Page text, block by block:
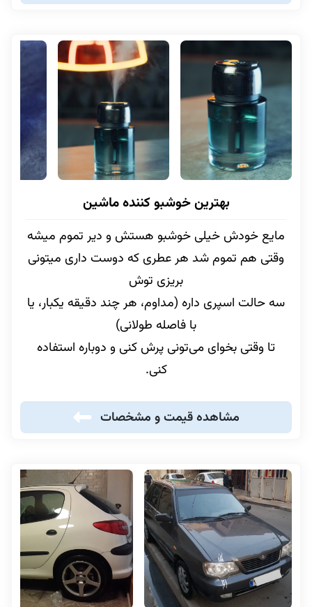
بهترین خوشبو کننده ماشین
مایع خودش خیلی خوشبو هستش و دیر تموم میشه
وقتی هم تموم شد هر عطری که دوست داری میتونی
بریزی توش
سه حالت اسپری داره (مداوم، هر چند دقیقه یکبار، یا
با فاصله طولانی)
تا وقتی بخوای می‌تونی پرش کنی و دوباره استفاده
کنی.
مشاهده قیمت و مشخصات